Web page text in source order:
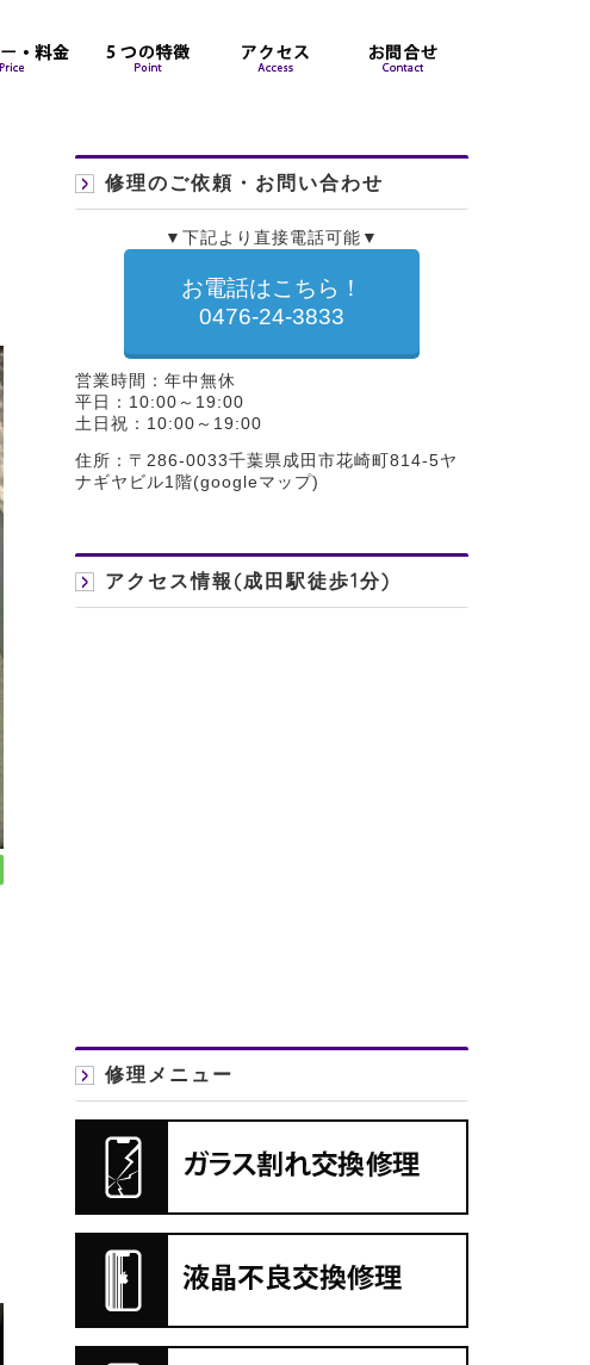
修理のご依頼・お問い合わせ
▼下記より直接電話可能▼
お電話はこちら！
0476-24-3833
営業時間：年中無休
平日：10:00～19:00
土日祝：10:00～19:00
住所：〒286-0033千葉県成田市花崎町814-5ヤ
ナギヤビル1階(googleマップ)
アクセス情報(成田駅徒歩1分)
修理メニュー